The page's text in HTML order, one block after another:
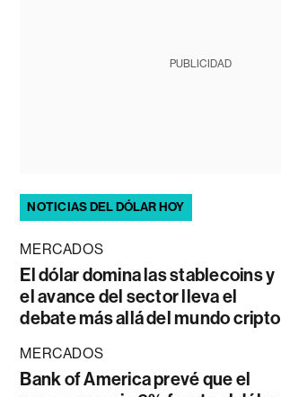
PUBLICIDAD
NOTICIAS DEL DÓLAR HOY
MERCADOS
El dólar domina las stablecoins y
el avance del sector lleva el
debate más allá del mundo cripto
MERCADOS
Bank of America prevé que el